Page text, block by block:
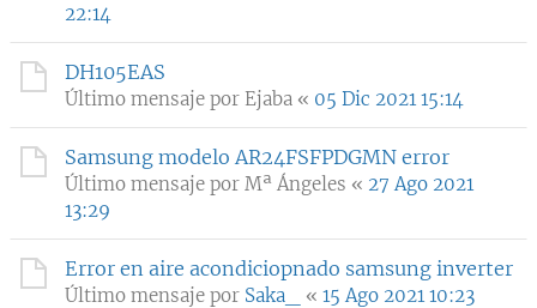
22:14
DH105EAS
Último mensaje por Ejaba « 05 Dic 2021 15:14
Samsung modelo AR24FSFPDGMN error
Último mensaje por Mª Ángeles « 27 Ago 2021
13:29
Error en aire acondiciopnado samsung inverter
Último mensaje por Saka_ « 15 Ago 2021 10:23